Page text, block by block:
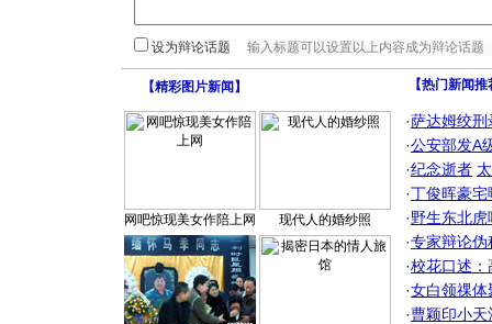
设为辩论话题
【精彩图片新闻 】
网吧惊现美女作陪上网 现代人的婚纱照
【热门新闻
·萨达姆绞刑
·公安部发A
·纪念逝者
·丁俊晖豪
·野生东北
·专家辩论伪
·校花口述：
·女白领祼体
·曹颖印小天